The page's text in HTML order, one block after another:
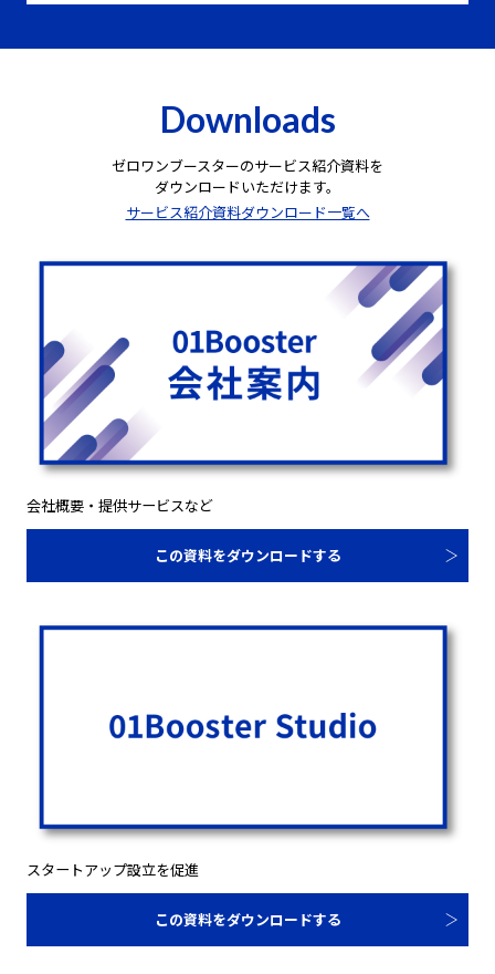
Downloads
ゼロワンブースターのサービス紹介資料を
ダウンロードいただけます。
サービス紹介資料ダウンロード一覧へ
会社概要・提供サービスなど
この資料をダウンロードする
スタートアップ設立を促進
この資料をダウンロードする